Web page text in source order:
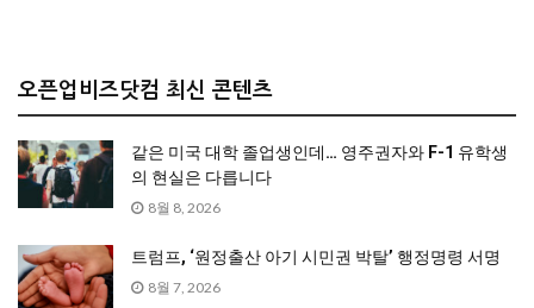
오픈업비즈닷컴 최신 콘텐츠
같은 미국 대학 졸업생인데… 영주권자와 F-1 유학생
의 현실은 다릅니다
8월 8, 2026
트럼프, ‘원정출산 아기 시민권 박탈’ 행정명령 서명
8월 7, 2026